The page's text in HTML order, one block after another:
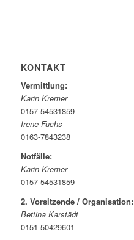
KONTAKT
Vermittlung:
Karin Kremer
0157-54531859
Irene Fuchs
0163-7843238
Notfälle:
Karin Kremer
0157-54531859
2. Vorsitzende / Organisation:
Bettina Karstädt
0151-50429601